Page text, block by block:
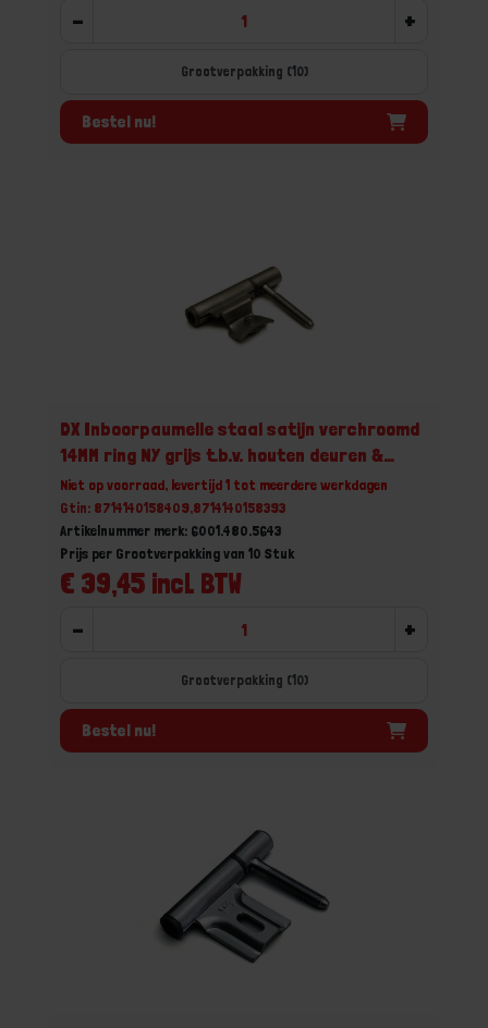
- +
Grootverpakking (10)
Bestel nu!
DX Inboorpaumelle staal satijn verchroomd
14MM ring NY grijs t.b.v. houten deuren &
metalen inmetselkozijnen
Niet op voorraad, levertijd 1 tot meerdere werkdagen
Gtin: 8714140158409,8714140158393
Artikelnummer merk: 6001.480.5643
€ 39,45 incl. BTW
Prijs per Grootverpakking van 10 Stuk
- +
Grootverpakking (10)
Bestel nu!